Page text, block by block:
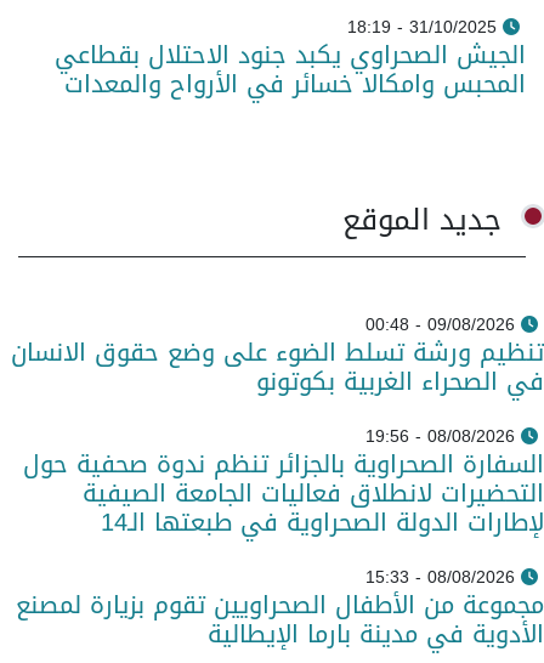
31/10/2025 - 18:19
الجيش الصحراوي يكبد جنود الاحتلال بقطاعي
المحبس وامكالا خسائر في الأرواح والمعدات
جديد الموقع
09/08/2026 - 00:48
تنظيم ورشة تسلط الضوء على وضع حقوق الانسان
في الصحراء الغربية بكوتونو
08/08/2026 - 19:56
السفارة الصحراوية بالجزائر تنظم ندوة صحفية حول
التحضيرات لانطلاق فعاليات الجامعة الصيفية
لإطارات الدولة الصحراوية في طبعتها الـ14
08/08/2026 - 15:33
مجموعة من الأطفال الصحراويين تقوم بزيارة لمصنع
الأدوية في مدينة بارما الإيطالية